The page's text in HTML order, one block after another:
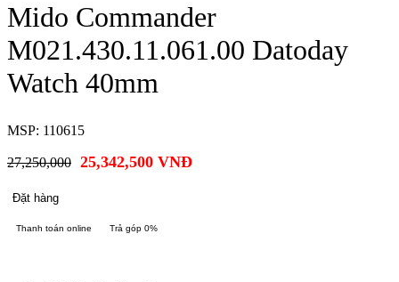
Mido Commander
M021.430.11.061.00 Datoday
Watch 40mm
MSP: 110615
27,250,000 25,342,500 VNĐ
Đặt hàng
Thanh toán online Trả góp 0%